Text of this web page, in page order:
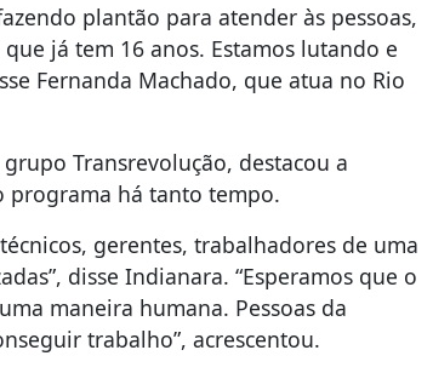
plantão para atender às pessoas,
já tem 16 anos. Estamos lutando e
Fernanda Machado, que atua no Rio
Transrevolução, destacou a
programa há tanto tempo.
gerentes, trabalhadores de uma
disse Indianara. “Esperamos que o
maneira humana. Pessoas da
trabalho”, acrescentou.